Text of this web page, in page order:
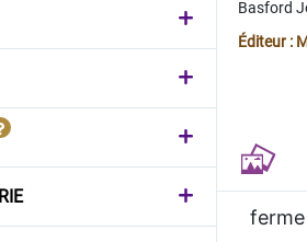
Basford
Éditeur :
ferme